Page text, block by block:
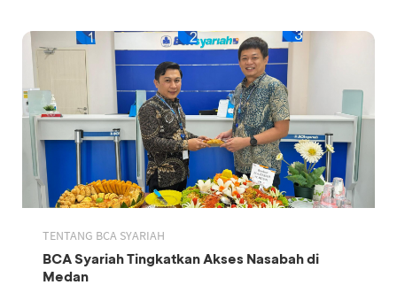
TENTANG BCA SYARIAH
BCA Syariah Tingkatkan Akses Nasabah di
Medan